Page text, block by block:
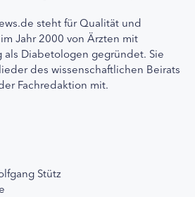
steht für Qualität und
Jahr 2000 von Ärzten mit
als Diabetologen gegründet. Sie
des wissenschaftlichen Beirats
Fachredaktion mit.
Stütz